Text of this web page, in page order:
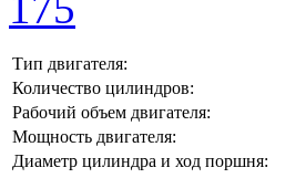
Тип двигателя:
Количество цилиндров:
Рабочий объем двигателя:
Мощность двигателя:
Диаметр цилиндра и ход поршня: